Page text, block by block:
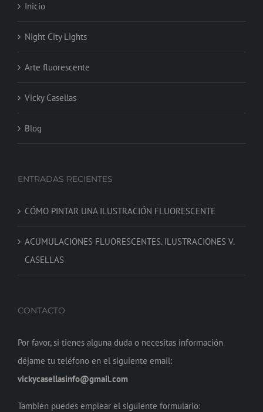
Inicio
Night City Lights
Arte fluorescente
Vicky Casellas
Blog
ENTRADAS RECIENTES
CÓMO PINTAR UNA ILUSTRACIÓN FLUORESCENTE
ACUMULACIONES FLUORESCENTES. ILUSTRACIONES V.
CASELLAS
CONTACTO
Por favor, si tienes alguna duda o necesitas información
déjame tu teléfono en el siguiente email:
vickycasellasinfo@gmail.com
También puedes emplear el siguiente formulario: